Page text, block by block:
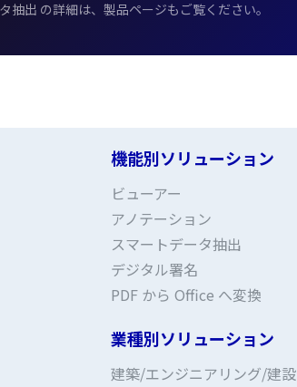
抽出 の詳細は、製品ページもご覧ください。
機能別ソリューション
ビューアー
アノテーション
スマートデータ抽出
デジタル署名
PDF から Office へ変換
業種別ソリューション
建築/エンジニアリング/建設